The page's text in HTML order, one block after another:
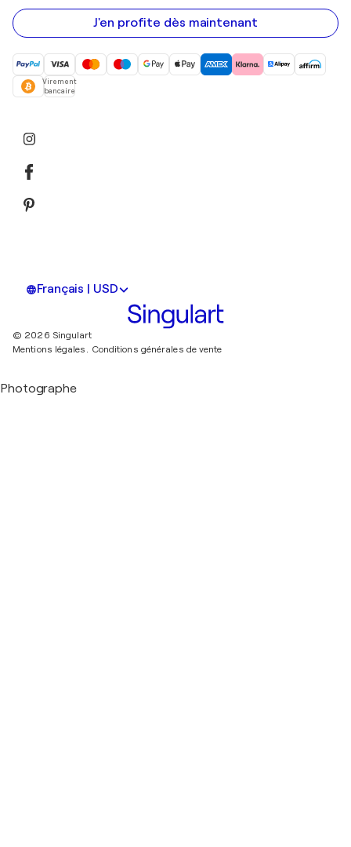
e-
mail
J'en profite dès maintenant
Virement
bancaire
Français | USD
© 2026 Singulart
Mentions légales. Conditions générales de vente
Photographe